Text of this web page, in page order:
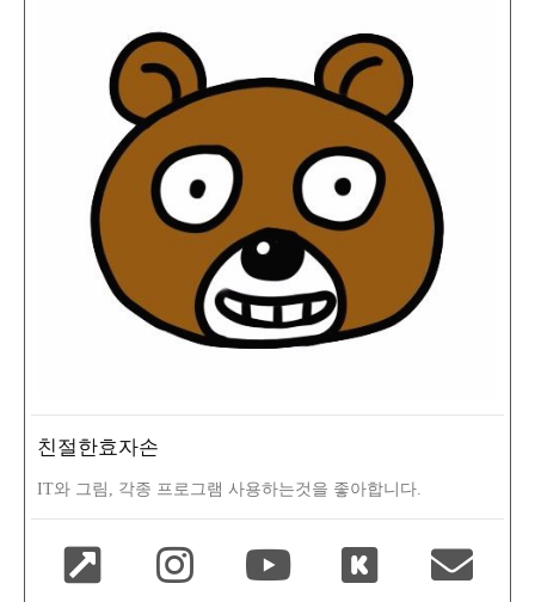
친절한효자손
IT와 그림, 각종 프로그램 사용하는것을 좋아합니다.